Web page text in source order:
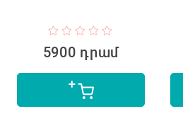
5900 դրամ